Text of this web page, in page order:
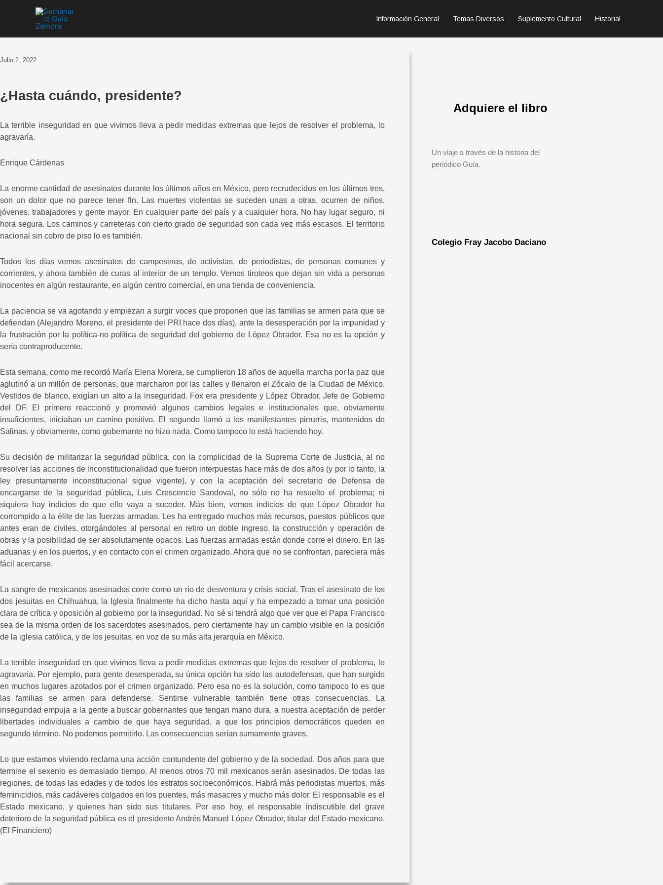
Información General Temas Diversos Suplemento Cultural Historial
Julio 2, 2022
¿Hasta cuándo, presidente?
La terrible inseguridad en que vivimos lleva a pedir medidas extremas que lejos de resolver el problema, lo
agravaría.
Enrique Cárdenas
La enorme cantidad de asesinatos durante los últimos años en México, pero recrudecidos en los últimos tres,
son un dolor que no parece tener fin. Las muertes violentas se suceden unas a otras, ocurren de niños,
jóvenes, trabajadores y gente mayor. En cualquier parte del país y a cualquier hora. No hay lugar seguro, ni
hora segura. Los caminos y carreteras con cierto grado de seguridad son cada vez más escasos. El territorio
nacional sin cobro de piso lo es también.
Todos los días vemos asesinatos de campesinos, de activistas, de periodistas, de personas comunes y
corrientes, y ahora también de curas al interior de un templo. Vemos tiroteos que dejan sin vida a personas
inocentes en algún restaurante, en algún centro comercial, en una tienda de conveniencia.
La paciencia se va agotando y empiezan a surgir voces que proponen que las familias se armen para que se
defiendan (Alejandro Moreno, el presidente del PRI hace dos días), ante la desesperación por la impunidad y
la frustración por la política-no política de seguridad del gobierno de López Obrador. Esa no es la opción y
sería contraproducente.
Esta semana, como me recordó María Elena Morera, se cumplieron 18 años de aquella marcha por la paz que
aglutinó a un millón de personas, que marcharon por las calles y llenaron el Zócalo de la Ciudad de México.
Vestidos de blanco, exigían un alto a la inseguridad. Fox era presidente y López Obrador, Jefe de Gobierno
del DF. El primero reaccionó y promovió algunos cambios legales e institucionales que, obviamente
insuficientes, iniciaban un camino positivo. El segundo llamó a los manifestantes pirrurris, mantenidos de
Salinas, y obviamente, como gobernante no hizo nada. Como tampoco lo está haciendo hoy.
Su decisión de militarizar la seguridad pública, con la complicidad de la Suprema Corte de Justicia, al no
resolver las acciones de inconstitucionalidad que fueron interpuestas hace más de dos años (y por lo tanto, la
ley presuntamente inconstitucional sigue vigente), y con la aceptación del secretario de Defensa de
encargarse de la seguridad pública, Luis Crescencio Sandoval, no sólo no ha resuelto el problema; ni
siquiera hay indicios de que ello vaya a suceder. Más bien, vemos indicios de que López Obrador ha
corrompido a la élite de las fuerzas armadas. Les ha entregado muchos más recursos, puestos públicos que
antes eran de civiles, otorgándoles al personal en retiro un doble ingreso, la construcción y operación de
obras y la posibilidad de ser absolutamente opacos. Las fuerzas armadas están donde corre el dinero. En las
aduanas y en los puertos, y en contacto con el crimen organizado. Ahora que no se confrontan, pareciera más
fácil acercarse.
La sangre de mexicanos asesinados corre como un río de desventura y crisis social. Tras el asesinato de los
dos jesuitas en Chihuahua, la Iglesia finalmente ha dicho hasta aquí y ha empezado a tomar una posición
clara de crítica y oposición al gobierno por la inseguridad. No sé si tendrá algo que ver que el Papa Francisco
sea de la misma orden de los sacerdotes asesinados, pero ciertamente hay un cambio visible en la posición
de la iglesia católica, y de los jesuitas, en voz de su más alta jerarquía en México.
La terrible inseguridad en que vivimos lleva a pedir medidas extremas que lejos de resolver el problema, lo
agravaría. Por ejemplo, para gente desesperada, su única opción ha sido las autodefensas, que han surgido
en muchos lugares azotados por el crimen organizado. Pero esa no es la solución, como tampoco lo es que
las familias se armen para defenderse. Sentirse vulnerable también tiene otras consecuencias. La
inseguridad empuja a la gente a buscar gobernantes que tengan mano dura, a nuestra aceptación de perder
libertades individuales a cambio de que haya seguridad, a que los principios democráticos queden en
segundo término. No podemos permitirlo. Las consecuencias serían sumamente graves.
Lo que estamos viviendo reclama una acción contundente del gobierno y de la sociedad. Dos años para que
termine el sexenio es demasiado tiempo. Al menos otros 70 mil mexicanos serán asesinados. De todas las
regiones, de todas las edades y de todos los estratos socioeconómicos. Habrá más periodistas muertos, más
feminicidios, más cadáveres colgados en los puentes, más masacres y mucho más dolor. El responsable es el
Estado mexicano, y quienes han sido sus titulares. Por eso hoy, el responsable indiscutible del grave
deterioro de la seguridad pública es el presidente Andrés Manuel López Obrador, titular del Estado mexicano.
(El Financiero)
Adquiere el libro
Un viaje a través de la historia del
periódico Guía.
Colegio Fray Jacobo Daciano